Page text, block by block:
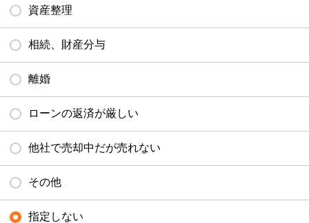
資産整理
相続、財産分与
離婚
ローンの返済が厳しい
他社で売却中だが売れない
その他
指定しない